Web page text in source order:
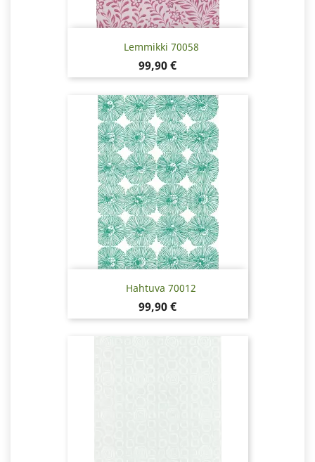
Lemmikki 70058
Pris
99,90 €
Hahtuva 70012
Pris
99,90 €